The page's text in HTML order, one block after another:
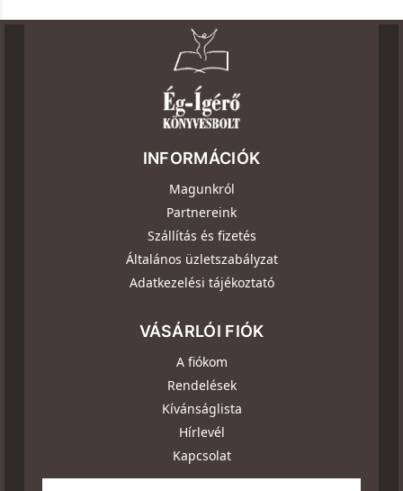
INFORMÁCIÓK
Magunkról
Partnereink
Szállítás és fizetés
Általános üzletszabályzat
Adatkezelési tájékoztató
VÁSÁRLÓI FIÓK
A fiókom
Rendelések
Kívánságlista
Hírlevél
Kapcsolat